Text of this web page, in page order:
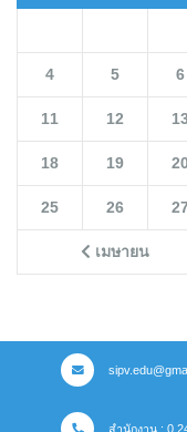
เมษายน
4 5 6
11 12
18 19
25 26 27
สำนักงาน : 0